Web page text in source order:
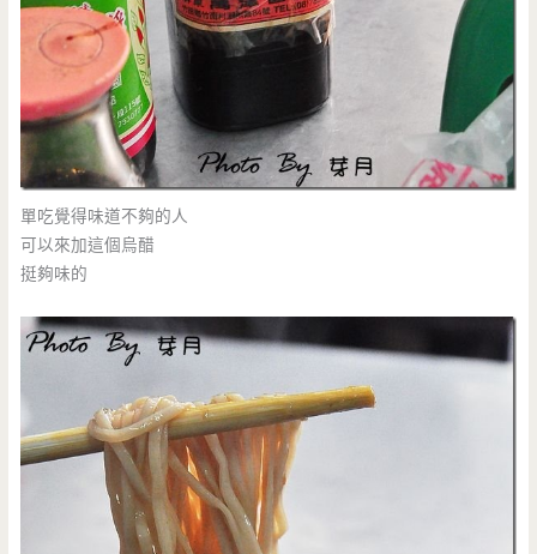
單吃覺得味道不夠的人
可以來加這個烏醋
挺夠味的